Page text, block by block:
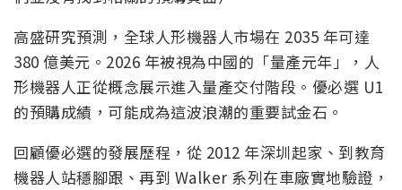
高盛研究預測，全球人形機器人市場在 2035 年可達
380 億美元。2026 年被視為中國的「量產元年」，人
形機器人正從概念展示進入量產交付階段。優必選 U1
的預購成績，可能成為這波浪潮的重要試金石。
回顧優必選的發展歷程，從 2012 年深圳起家、到教育
機器人站穩腳跟、再到 Walker 系列在車廠實地驗證，